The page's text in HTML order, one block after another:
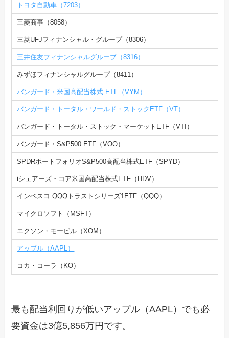
トヨタ自動車（7203）
三菱商事（8058）
三菱UFJフィナンシャル・グループ（8306）
三井住友フィナンシャルグループ（8316）
みずほフィナンシャルグループ（8411）
バンガード・米国高配当株式 ETF（VYM）
バンガード・トータル・ワールド・ストックETF（VT）
バンガード・トータル・ストック・マーケットETF（VTI）
バンガード・S&P500 ETF（VOO）
SPDRポートフォリオS&P500高配当株式ETF（SPYD）
iシェアーズ・コア米国高配当株式ETF（HDV）
インベスコ QQQトラストシリーズ1ETF（QQQ）
マイクロソフト（MSFT）
エクソン・モービル（XOM）
アップル（AAPL）
コカ・コーラ（KO）
最も配当利回りが低いアップル（AAPL）でも必
要資金は3億5,856万円です。